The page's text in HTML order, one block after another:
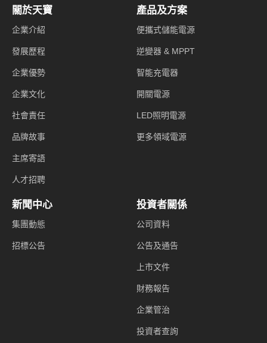
關於天寶
企業介紹
發展歷程
企業優勢
企業文化
社會責任
品牌故事
主席寄語
人才招聘
產品及方案
便攜式儲能電源
逆變器 & MPPT
智能充電器
開關電源
LED照明電源
更多領域電源
新聞中心
集團動態
招標公告
投資者關係
公司資料
公告及通告
上市文件
財務報告
企業管治
投資者查詢